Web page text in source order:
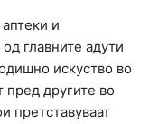
и
главните адути
искуство во
пред другите во
претставуваат